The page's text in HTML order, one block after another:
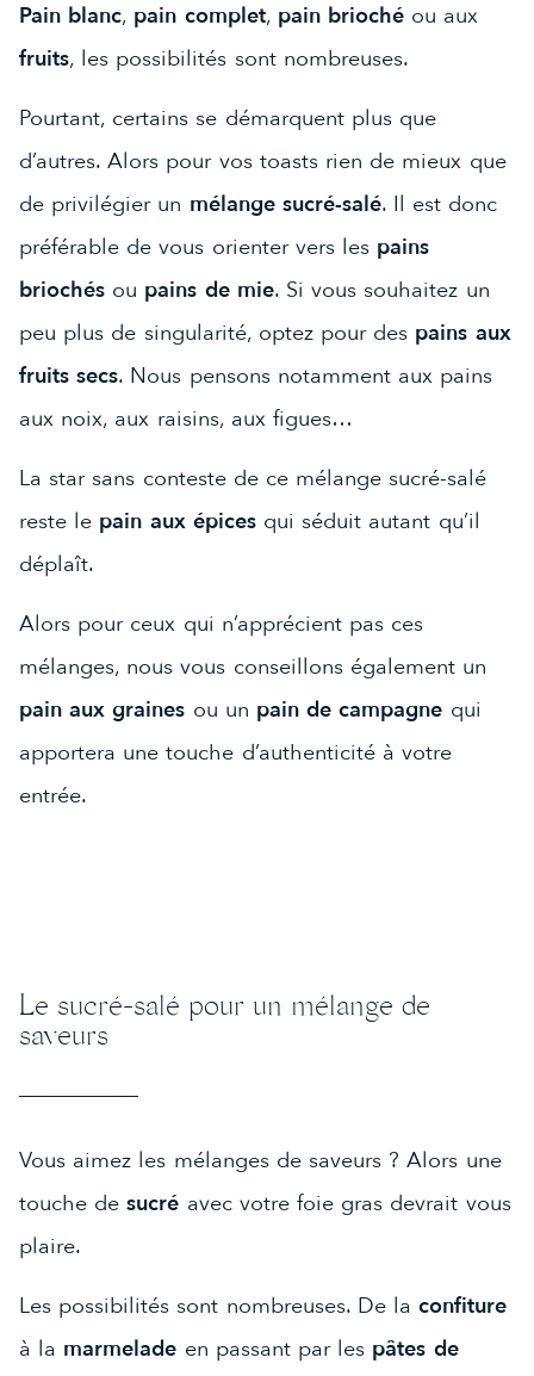
Pain blanc, pain complet, pain brioché ou aux
fruits, les possibilités sont nombreuses.
Pourtant, certains se démarquent plus que
d’autres. Alors pour vos toasts rien de mieux que
de privilégier un mélange sucré-salé. Il est donc
préférable de vous orienter vers les pains
briochés ou pains de mie. Si vous souhaitez un
peu plus de singularité, optez pour des pains aux
fruits secs. Nous pensons notamment aux pains
aux noix, aux raisins, aux figues…
La star sans conteste de ce mélange sucré-salé
reste le pain aux épicesqui séduit autant qu’il
déplaît.
Alors pour ceux qui n’apprécient pas ces
mélanges, nous vous conseillons également un
pain aux graines ou un pain de campagne qui
apportera une touche d’authenticité à votre
entrée.
Le sucré-salé pour un mélange de
saveurs
Vous aimez les mélanges de saveurs ? Alors une
touche desucré avec votre foie gras devrait vous
plaire.
Les possibilités sont nombreuses. De laconfiture
à la marmelade en passant par les pâtes de